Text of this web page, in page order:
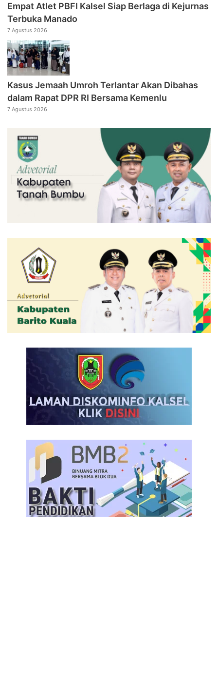
Empat Atlet PBFI Kalsel Siap Berlaga di Kejurnas
Terbuka Manado
7 Agustus 2026
Kasus Jemaah Umroh Terlantar Akan Dibahas
dalam Rapat DPR RI Bersama Kemenlu
7 Agustus 2026